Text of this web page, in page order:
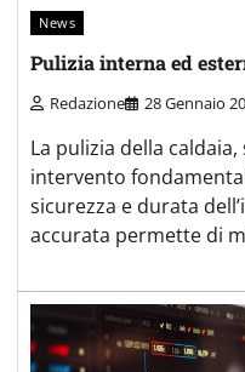
News
Pulizia interna ed
Redazione 28 Gennaio
La pulizia della
intervento
sicurezza e durata
accurata permette di